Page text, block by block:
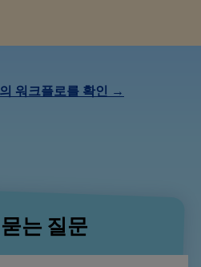
워크플로를 확인 →
는 질문